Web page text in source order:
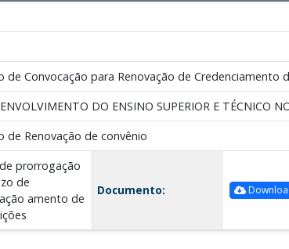
de Convocação para Renovação de Credenciamento
DO ENSINO SUPERIOR E TÉCNICO
de Renovação de convênio
prorrogação
de
amento de
Documento: